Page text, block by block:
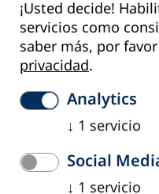
Aun así, existe una
concentrarse
factor responsable, en
a la explotación
limitados y la
de cuyos resultados es la
Volver a las raíces
¡Usted decide!
servicios como
saber más, por
privacidad.
Analytics
↓ 1 servicio
Social
↓ 1 servicio